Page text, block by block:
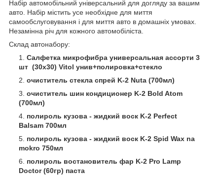
Набір автомобільний універсальний для догляду за вашим
авто. Набір містить усе необхідне для миття
самообслуговування і для миття авто в домашніх умовах.
Незамінна річ для кожного автомобіліста.
Склад автонабору:
Салфетка микрофибра универсальная ассорти 3
шт (30х30) Vitol унив+полировка+стекло
очиститель стекла спрей K-2 Nuta (700мл)
очиститель шин кондиционер K-2 Bold Atom
(700мл)
полироль кузова - жидкий воск K-2 Perfect
Balsam 700мл
полироль кузова - жидкий воск K-2 Spid Wax na
mokro 750мл
полироль востановитель фар K-2 Pro Lamp
Doctor (60гр) паста